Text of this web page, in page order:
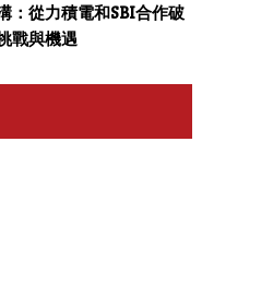
：從力積電和SBI合作破
戰與機遇